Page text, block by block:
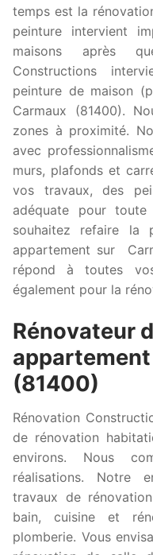
temps est la
peinture intervient
maisons après
Constructions
peinture de maison
Carmaux (81400).
zones à proximité.
avec
murs, plafonds et
vos travaux, des
adéquate pour
souhaitez refaire la
appartement sur
répond à toutes
également pour la
Rénovateur
(81400)
Rénovation
de rénovation
environs. Nous
réalisations. Notre
travaux de
bain, cuisine et
plomberie. Vous